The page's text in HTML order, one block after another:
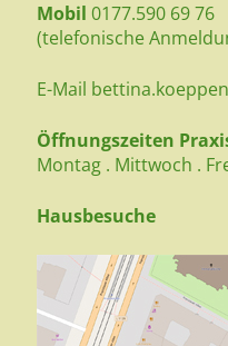
Mobil0177.590 69 76
(telefonische
E-Mail
Öffnungszeiten
Montag . Mittwoch .
Hausbesuche